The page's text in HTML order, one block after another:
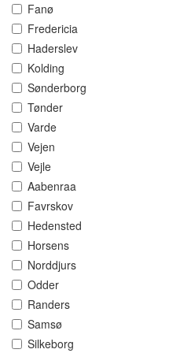
Fanø
Fredericia
Haderslev
Kolding
Sønderborg
Tønder
Varde
Vejen
Vejle
Aabenraa
Favrskov
Hedensted
Horsens
Norddjurs
Odder
Randers
Samsø
Silkeborg